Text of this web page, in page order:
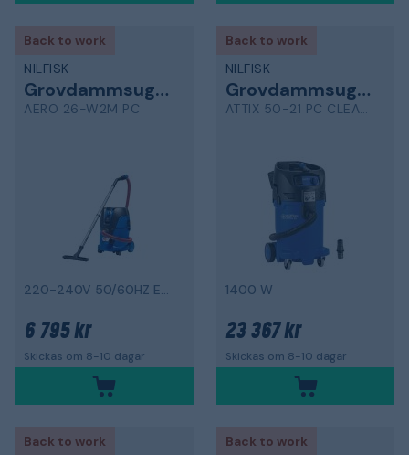
Back to work
NILFISK
Grovdammsugare
AERO 26-W2M PC
220-240V 50/60HZ EU, M-klass
6 795 kr
Skickas om 8-10 dagar
Back to work
NILFISK
Grovdammsugare
ATTIX 50-21 PC CLEAN ROOM
1400 W
23 367 kr
Skickas om 8-10 dagar
Back to work
Back to work